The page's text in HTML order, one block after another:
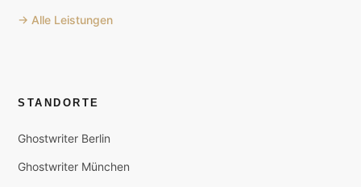
→ Alle Leistungen
STANDORTE
Ghostwriter Berlin
Ghostwriter München